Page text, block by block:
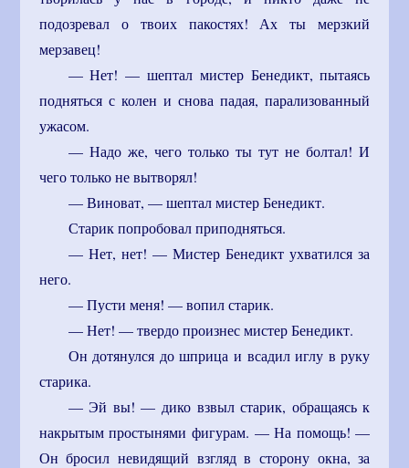
подозревал о твоих пакостях! Ах ты мерзкий
мерзавец!
— Нет! — шептал мистер Бенедикт, пытаясь
подняться с колен и снова падая, парализованный
ужасом.
— Надо же, чего только ты тут не болтал! И
чего только не вытворял!
— Виноват, — шептал мистер Бенедикт.
Старик попробовал приподняться.
— Нет, нет! — Мистер Бенедикт ухватился за
него.
— Пусти меня! — вопил старик.
— Нет! — твердо произнес мистер Бенедикт.
Он дотянулся до шприца и всадил иглу в руку
старика.
— Эй вы! — дико взвыл старик, обращаясь к
накрытым простынями фигурам. — На помощь! —
Он бросил невидящий взгляд в сторону окна, за